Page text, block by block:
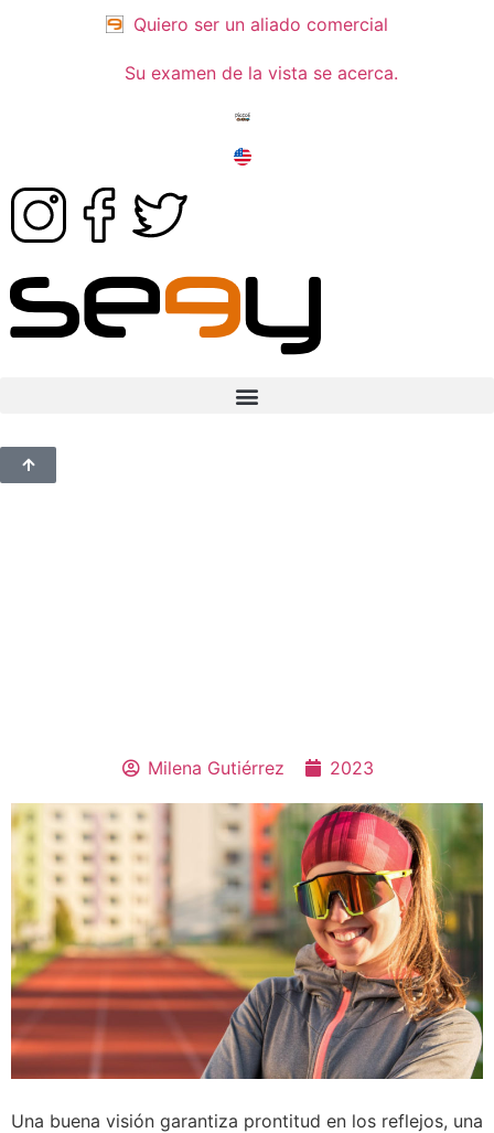
Quiero ser un aliado comercial
Su examen de la vista se acerca.
Milena Gutiérrez 2023
Una buena visión garantiza prontitud en los reflejos, una